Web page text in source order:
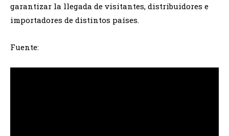
garantizar la llegada de visitantes, distribuidores e
importadores de distintos países.
Fuente: